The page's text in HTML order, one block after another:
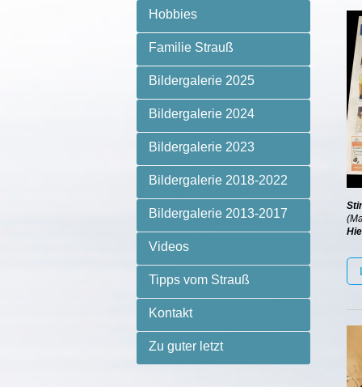
Hobbies
Familie Strauß
Bildergalerie 2025
Bildergalerie 2024
Bildergalerie 2023
Bildergalerie 2018-2022
Bildergalerie 2013-2017
Videos
Tipps vom Strauß
Kontakt
Zu guter letzt